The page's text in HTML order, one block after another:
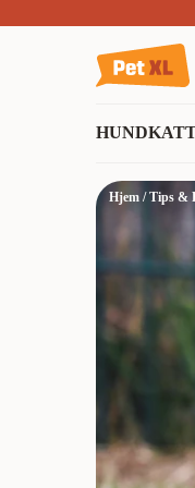
HUND
Hjem /Tips &